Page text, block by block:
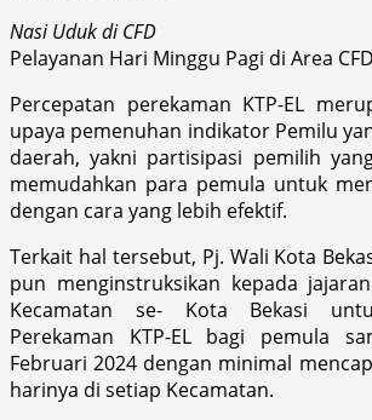
Nasi Uduk di CFD
Pelayanan Hari Minggu Pagi di Area
Percepatan perekaman KTP-EL
upaya pemenuhan indikator Pemilu
daerah, yakni partisipasi pemilih
memudahkan para pemula untuk
dengan cara yang lebih efektif.
Terkait hal tersebut, Pj. Wali Kota
pun menginstruksikan kepada
Kecamatan se- Kota Bekasi
Perekaman KTP-EL bagi pemula
Februari 2024 dengan minimal
harinya di setiap Kecamatan.